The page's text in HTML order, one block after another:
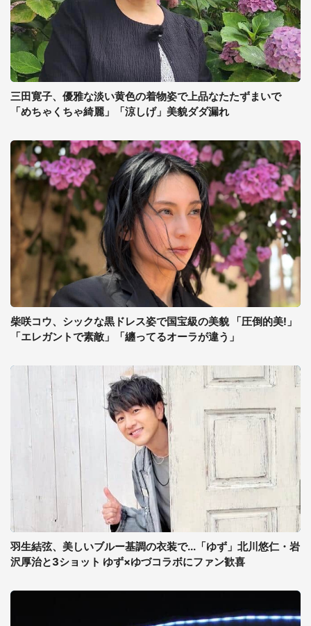
三田寛子、優雅な淡い黄色の着物姿で上品なたたずまいで
「めちゃくちゃ綺麗」「涼しげ」美貌ダダ漏れ
柴咲コウ、シックな黒ドレス姿で国宝級の美貌 「圧倒的美!」
「エレガントで素敵」「纏ってるオーラが違う」
羽生結弦、美しいブルー基調の衣装で...「ゆず」北川悠仁・岩
沢厚治と3ショット ゆず×ゆづコラボにファン歓喜